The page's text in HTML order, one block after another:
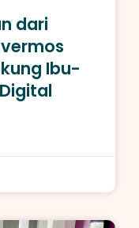
dari
Ibu-